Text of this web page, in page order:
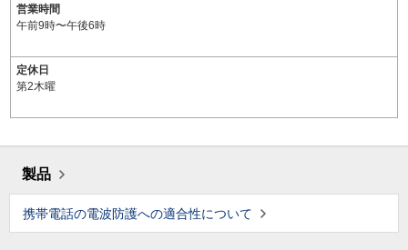
営業時間
午前9時〜午後6時
定休日
第2木曜
製品
携帯電話の電波防護への適合性について